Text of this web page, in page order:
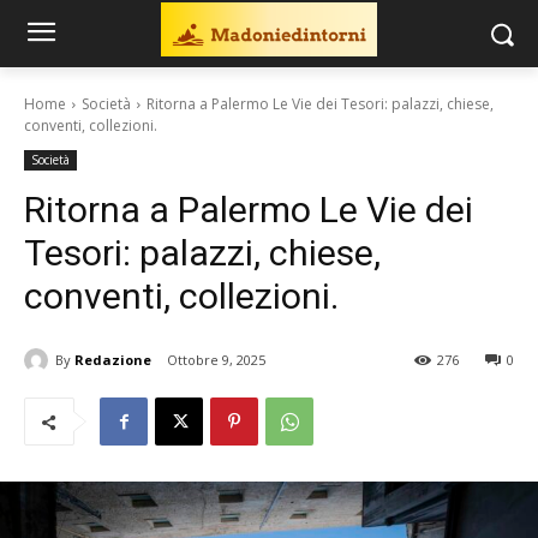
Home Società
Ritorna a Palermo Le Vie dei Tesori: palazzi, chiese,
conventi, collezioni.
Società
Ritorna a Palermo Le Vie dei
Tesori: palazzi, chiese,
conventi, collezioni.
By Redazione Ottobre 9, 2025 0
276